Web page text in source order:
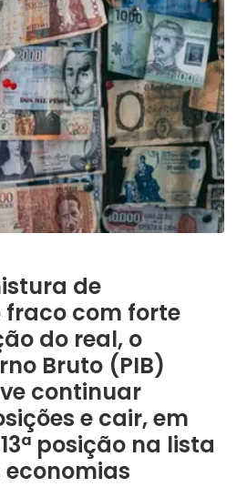
de
com forte
do real, o
Bruto (PIB)
continuar
e cair, em
posição na lista